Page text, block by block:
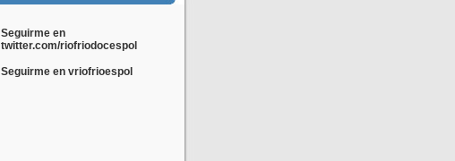
Seguirme en
twitter.com/riofriodocespol
Seguirme en vriofrioespol